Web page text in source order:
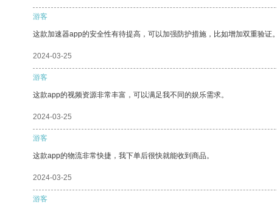
游客
这款加速器app的安全性有待提高，可以加强防护措施，比如增加双重验证。
2024-03-25
游客
这款app的视频资源非常丰富，可以满足我不同的娱乐需求。
2024-03-25
游客
这款app的物流非常快捷，我下单后很快就能收到商品。
2024-03-25
游客